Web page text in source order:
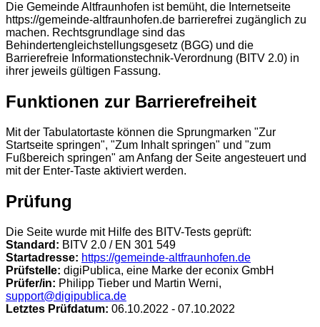
Die Gemeinde Altfraunhofen ist bemüht, die Internetseite
https://gemeinde-altfraunhofen.de barrierefrei zugänglich zu
machen. Rechtsgrundlage sind das
Behindertengleichstellungsgesetz (BGG) und die
Barrierefreie Informationstechnik-Verordnung (BITV 2.0) in
ihrer jeweils gültigen Fassung.
Funktionen zur Barrierefreiheit
Mit der Tabulatortaste können die Sprungmarken "Zur
Startseite springen", "Zum Inhalt springen" und "zum
Fußbereich springen" am Anfang der Seite angesteuert und
mit der Enter-Taste aktiviert werden.
Prüfung
Die Seite wurde mit Hilfe des BITV-Tests geprüft:
Standard: BITV 2.0 / EN 301 549
Startadresse: https://gemeinde-altfraunhofen.de
Prüfstelle: digiPublica, eine Marke der econix GmbH
Prüfer/in: Philipp Tieber und Martin Werni,
support@digipublica.de
Letztes Prüfdatum: 06.10.2022 - 07.10.2022